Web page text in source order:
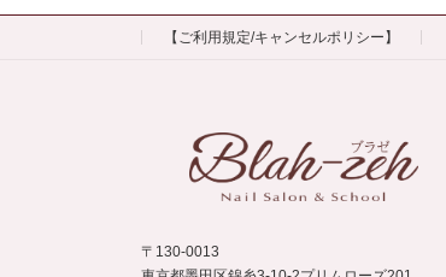
【ご利用規定/キャンセルポリシー】
〒130-0013